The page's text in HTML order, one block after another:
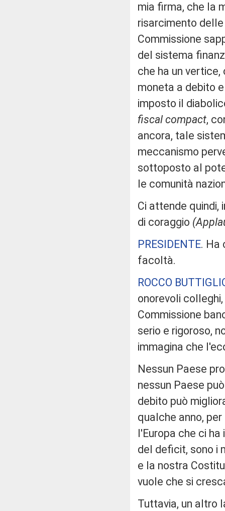
mia firma, che la
risarcimento
Commissione
del sistema
che ha un
moneta a debito
imposto il
fiscal compact,
ancora, tale
meccanismo
sottoposto al
le comunità
Ci attende quindi,
di coraggio
PRESIDENTE. Ha
facoltà.
ROCCO
onorevoli
Commissione
serio e rigoroso,
immagina che
Nessun Paese
nessun Paese
debito può
qualche anno,
l'Europa che ci
del deficit, sono i
e la nostra
vuole che si
Tuttavia, un altro